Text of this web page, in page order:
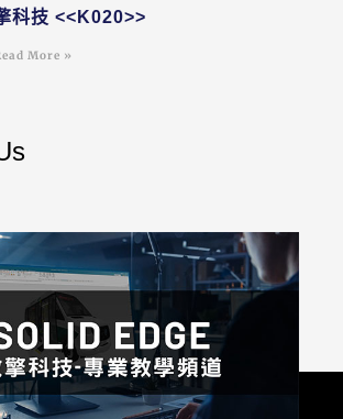
科技 <<K020>>
More »